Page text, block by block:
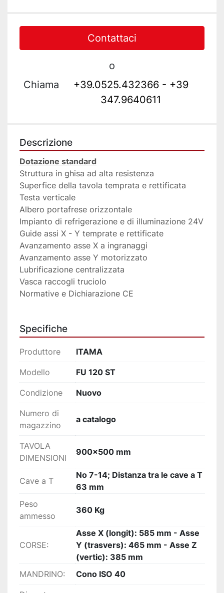
Contattaci
o
Chiama
+39.0525.432366 - +39
347.9640611
Descrizione
Dotazione standard
Struttura in ghisa ad alta resistenza
Superfice della tavola temprata e rettificata
Testa verticale
Albero portafrese orizzontale
Impianto di refrigerazione e di illuminazione 24V
Guide assi X - Y temprate e rettificate
Avanzamento asse X a ingranaggi
Avanzamento asse Y motorizzato
Lubrificazione centralizzata
Vasca raccogli truciolo
Normative e Dichiarazione CE
Specifiche
Produttore ITAMA
Modello FU 120 ST
Condizione Nuovo
Numero di
magazzino
a catalogo
TAVOLA
DIMENSIONI
900x500 mm
Cave a T
No 7-14; Distanza tra le cave a T
63 mm
Peso
ammesso
360 Kg
CORSE:
Asse X (longit): 585 mm - Asse
Y (trasvers): 465 mm - Asse Z
(vertic): 385 mm
MANDRINO:
Cono ISO 40